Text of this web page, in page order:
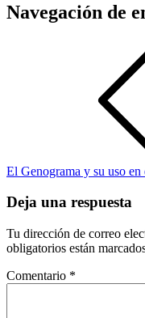
Navegación de
El Genograma y su uso en
Deja una respuesta
Tu dirección de correo
obligatorios están
Comentario *